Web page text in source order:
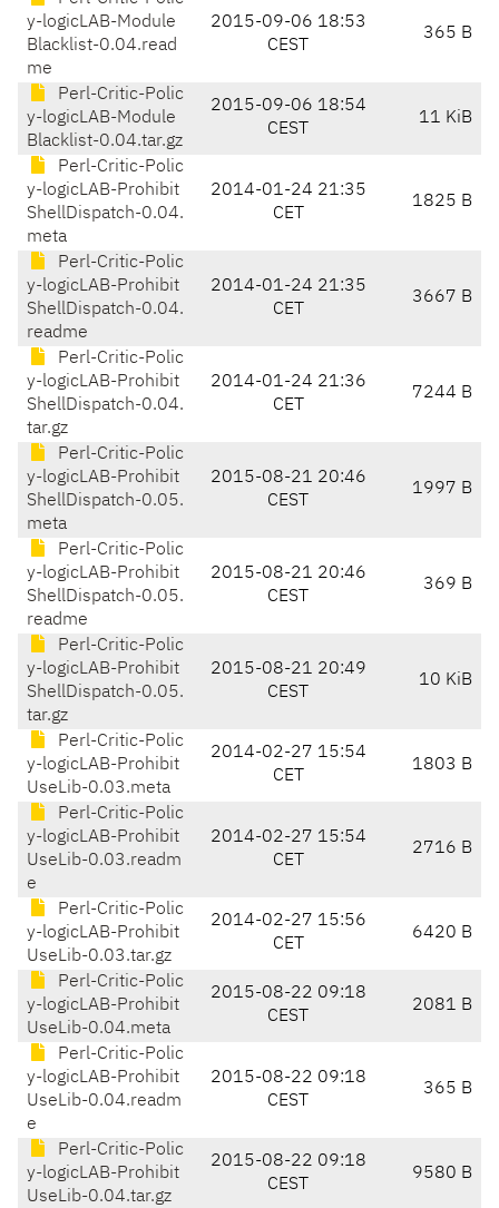
y-logicLAB-Module
Blacklist-0.04.read
me
2015-09-06 18:53
CEST
365 B
Perl-Critic-Polic
y-logicLAB-Module
Blacklist-0.04.tar.gz
2015-09-06 18:54
CEST
11 KiB
Perl-Critic-Polic
y-logicLAB-Prohibit
ShellDispatch-0.04.
meta
2014-01-24 21:35
CET
1825 B
Perl-Critic-Polic
y-logicLAB-Prohibit
ShellDispatch-0.04.
readme
2014-01-24 21:35
CET
3667 B
Perl-Critic-Polic
y-logicLAB-Prohibit
ShellDispatch-0.04.
tar.gz
2014-01-24 21:36
CET
7244 B
Perl-Critic-Polic
y-logicLAB-Prohibit
ShellDispatch-0.05.
meta
2015-08-21 20:46
CEST
1997 B
Perl-Critic-Polic
y-logicLAB-Prohibit
ShellDispatch-0.05.
readme
2015-08-21 20:46
CEST
369 B
Perl-Critic-Polic
y-logicLAB-Prohibit
ShellDispatch-0.05.
tar.gz
2015-08-21 20:49
CEST
10 KiB
Perl-Critic-Polic
y-logicLAB-Prohibit
UseLib-0.03.meta
2014-02-27 15:54
CET
1803 B
Perl-Critic-Polic
y-logicLAB-Prohibit
UseLib-0.03.readm
e
2014-02-27 15:54
CET
2716 B
Perl-Critic-Polic
y-logicLAB-Prohibit
UseLib-0.03.tar.gz
2014-02-27 15:56
CET
6420 B
Perl-Critic-Polic
y-logicLAB-Prohibit
UseLib-0.04.meta
2015-08-22 09:18
CEST
2081 B
Perl-Critic-Polic
y-logicLAB-Prohibit
UseLib-0.04.readm
e
2015-08-22 09:18
CEST
365 B
Perl-Critic-Polic
y-logicLAB-Prohibit
UseLib-0.04.tar.gz
2015-08-22 09:18
CEST
9580 B